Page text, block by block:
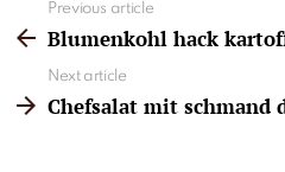
more
Previous article
Blumenkohl hack
Next article
Chefsalat mit schmand